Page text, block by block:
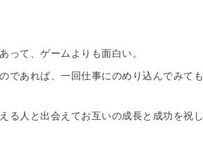
って、ゲームよりも面白い。
であれば、一回仕事にのめり込んでみても
る人と出会えてお互いの成長と成功を祝し